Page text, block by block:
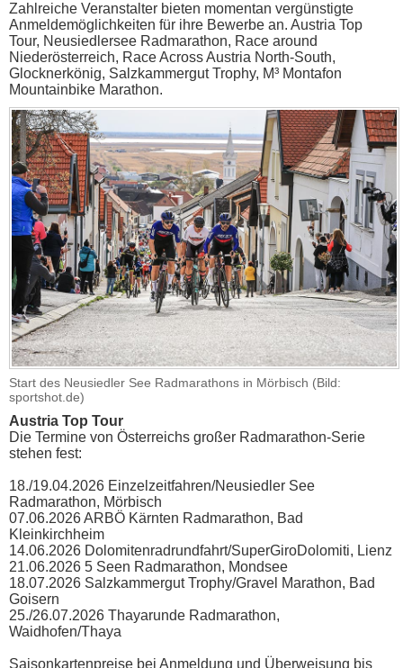
Zahlreiche Veranstalter bieten momentan vergünstigte
Anmeldemöglichkeiten für ihre Bewerbe an. Austria Top
Tour, Neusiedlersee Radmarathon, Race around
Niederösterreich, Race Across Austria North-South,
Glocknerkönig, Salzkammergut Trophy, M³ Montafon
Mountainbike Marathon.
Start des Neusiedler See Radmarathons in Mörbisch (Bild:
sportshot.de)
Austria Top Tour
Die Termine von Österreichs großer Radmarathon-Serie
stehen fest:
18./19.04.2026 Einzelzeitfahren/Neusiedler See
Radmarathon, Mörbisch
07.06.2026 ARBÖ Kärnten Radmarathon, Bad
Kleinkirchheim
14.06.2026 Dolomitenradrundfahrt/SuperGiroDolomiti, Lienz
21.06.2026 5 Seen Radmarathon, Mondsee
18.07.2026 Salzkammergut Trophy/Gravel Marathon, Bad
Goisern
25./26.07.2026 Thayarunde Radmarathon,
Waidhofen/Thaya
Saisonkartenpreise bei Anmeldung und Überweisung bis